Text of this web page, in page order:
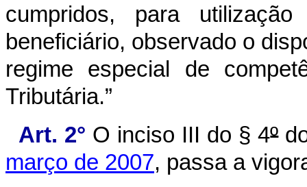
cumpridos, para
beneficiário, observado o
regime especial de
Tributária.”
Art. 2° O inciso III do § 4º
março de 2007, passa a